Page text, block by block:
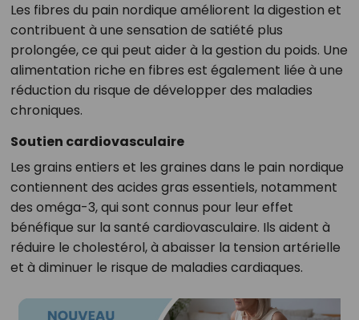
Les fibres du pain nordique améliorent la digestion et
contribuent à une sensation de satiété plus
prolongée, ce qui peut aider à la gestion du poids. Une
alimentation riche en fibres est également liée à une
réduction du risque de développer des maladies
chroniques.
Soutien cardiovasculaire
Les grains entiers et les graines dans le pain nordique
contiennent des acides gras essentiels, notamment
des oméga-3, qui sont connus pour leur effet
bénéfique sur la santé cardiovasculaire. Ils aident à
réduire le cholestérol, à abaisser la tension artérielle
et à diminuer le risque de maladies cardiaques.